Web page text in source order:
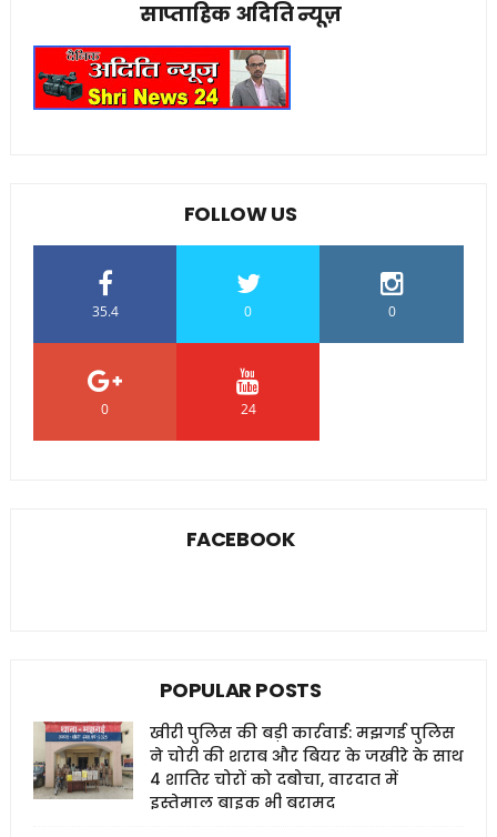
साप्ताहिक अदिति न्यूज़
FOLLOW US
35.4 0 0
0 24
FACEBOOK
POPULAR POSTS
खीरी पुलिस की बड़ी कार्रवाई: मझगई पुलिस
ने चोरी की शराब और बियर के जखीरे के साथ
4 शातिर चोरों को दबोचा, वारदात में
इस्तेमाल बाइक भी बरामद